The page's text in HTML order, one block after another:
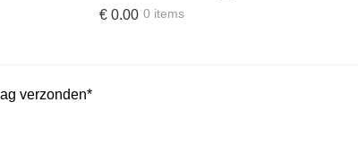
€ 0.00 0 items
verzonden*